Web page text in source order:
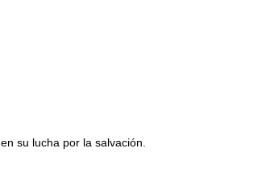
su lucha por la salvación.